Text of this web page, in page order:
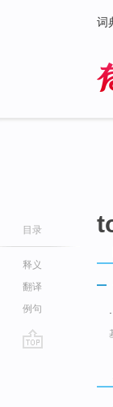
词
目录
释义
翻译
例句